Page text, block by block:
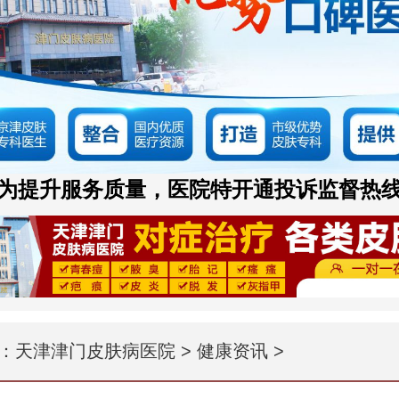
提升服务质量，医院特开通投诉监督热
天津津门皮肤病医院> 健康资讯>